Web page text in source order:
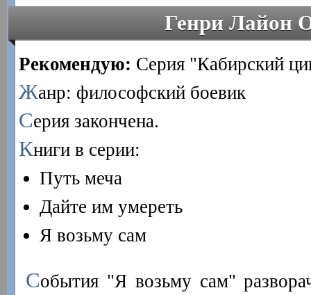
Генри Лайон
Рекомендую: Серия "Кабирский
Жанр: философский боевик
Серия закончена.
Книги в серии:
Путь меча
Дайте им умереть
Я возьму сам
События "Я возьму сам"